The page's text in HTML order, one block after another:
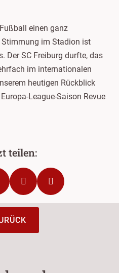
einen ganz
Stimmung im Stadion ist
Der SC Freiburg durfte, das
im internationalen
heutigen Rückblick
League-Saison Revue